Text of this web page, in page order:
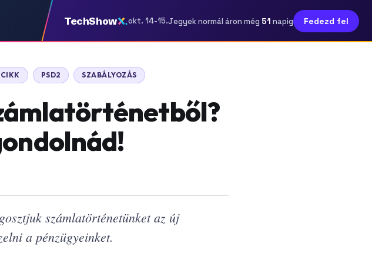
TechShow okt. 14-15.Jegyek normál áron még 51 napig Fedezd fel
CIKK PSD2 SZABÁLYOZÁS
számlatörténetünket az új
a pénzügyeinket.